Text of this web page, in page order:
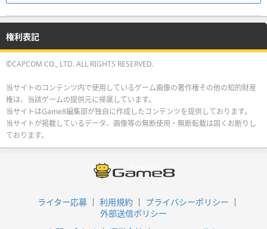
権利表記
©CAPCOM CO., LTD. ALL RIGHTS RESERVED.
当サイトのコンテンツ内で使用しているゲーム画像の著作権その他の知的財産
権は、当該ゲームの提供元に帰属しています。
当サイトはGame8編集部が独自に作成したコンテンツを提供しております。
当サイトが掲載しているデータ、画像等の無断使用・無断転載は固くお断りし
ております。
ライター応募 利用規約
プライバシーポリシー
外部送信ポリシー